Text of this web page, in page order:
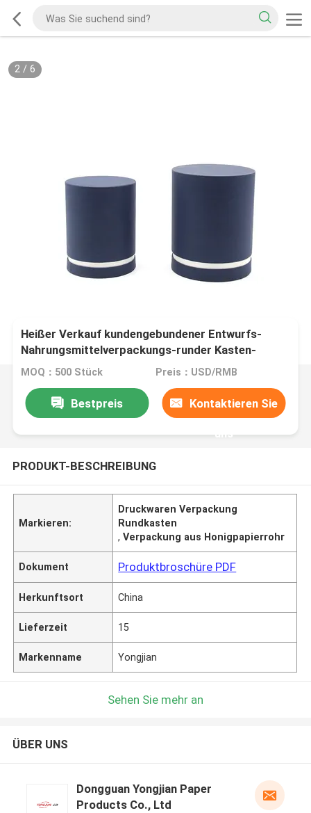
2/ 6
Heißer Verkauf kundengebundener Entwurfs-
Nahrungsmittelverpackungs-runder Kasten-
Lieferant Honey Paper Tube Packaging mit
MOQ：500 Stück Preis：USD/RMB
Bestpreis Kontaktieren Sie
uns
PRODUKT-BESCHREIBUNG
Markieren:
Druckwaren Verpackung
Rundkasten
,Verpackung aus Honigpapierrohr
Dokument Produktbroschüre PDF
Herkunftsort China
Lieferzeit 15
Markenname Yongjian
Sehen Sie mehr an
ÜBER UNS
Dongguan Yongjian Paper
Products Co., Ltd